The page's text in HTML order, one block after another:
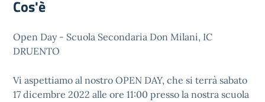
Cos'è
Open Day - Scuola Secondaria Don Milani, IC
DRUENTO
Vi aspettiamo al nostro OPEN DAY, che si terrà sabato
17 dicembre 2022 alle ore 11:00 presso la nostra scuola